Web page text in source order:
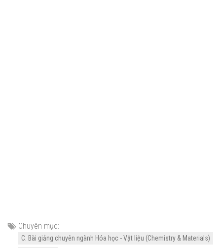
Chuyên mục:
C. Bài giảng chuyên ngành Hóa học - Vật liệu (Chemistry & Materials)